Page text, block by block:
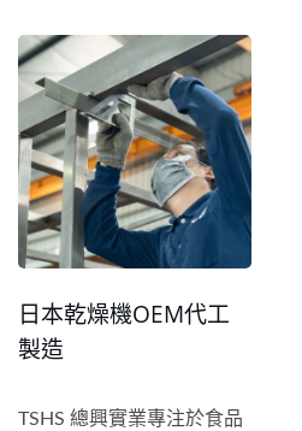
日本乾燥機OEM代工
製造
TSHS 總興實業專注於食品